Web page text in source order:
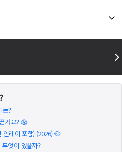
는?
가요? 😱
인레이 포함) (2026) 🐶
엇이 있을까?